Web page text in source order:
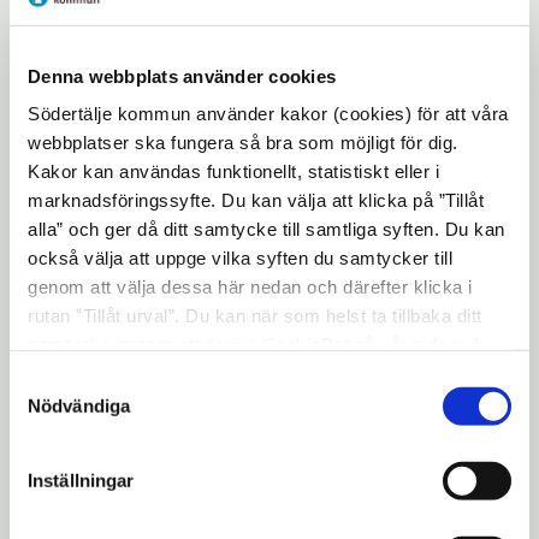
Denna webbplats använder cookies
Södertälje kommun använder kakor (cookies) för att våra
webbplatser ska fungera så bra som möjligt för dig.
Kakor kan användas funktionellt, statistiskt eller i
marknadsföringssyfte. Du kan välja att klicka på ”Tillåt
alla” och ger då ditt samtycke till samtliga syften. Du kan
också välja att uppge vilka syften du samtycker till
genom att välja dessa här nedan och därefter klicka i
rutan ”Tillåt urval”. Du kan när som helst ta tillbaka ditt
"Visa detaljer" kan du läsa om hur kakorna används och
hur vi och våra leverantörer inhämtar och behandlar
Nödvändiga
Inställningar
”Vad är egentligen gemenskap” och ”Gäller
omsorg och trygghet alla ifall krisen eller
kriget kommer?”.
Utställningen berör bland annat frågan om
skyddsrum, där folkhemmets Sverige att
valde att erbjuda skydd åt alla medborgare i
en tid då många andra länder byggde
skyddsrum enbart för regering, samhällselit
och militär. En stor del av utställningen
beredskapsförråd, det vill säga vilka artiklar
eller andra nödsituationer.